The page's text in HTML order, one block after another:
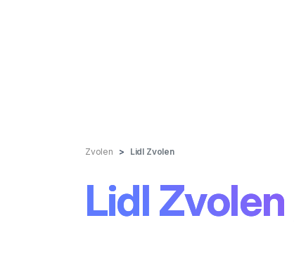
Zvolen Lidl Zvolen
Lidl Zvolen